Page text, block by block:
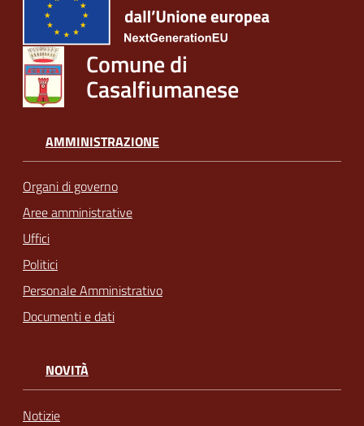
Comune di
Casalfiumanese
AMMINISTRAZIONE
Organi di governo
Aree amministrative
Uffici
Politici
Personale Amministrativo
Documenti e dati
NOVITÀ
Notizie